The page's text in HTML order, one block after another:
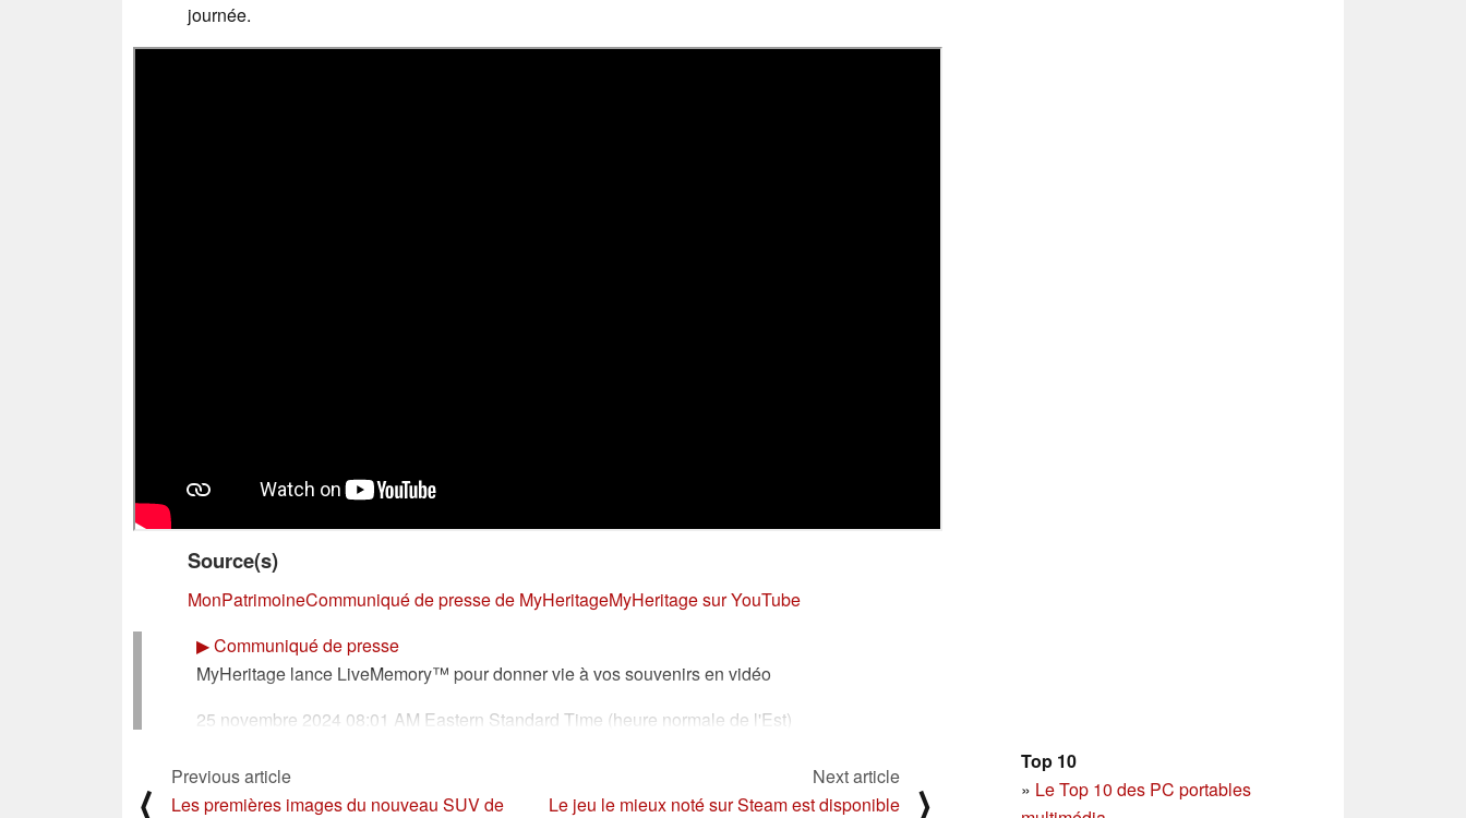
journée.
Source(s)
MonPatrimoineCommuniqué de presse de MyHeritageMyHeritage sur YouTube
▶Communiqué de presse
MyHeritage lance LiveMemory™ pour donner vie à vos souvenirs en vidéo
25 novembre 2024 08:01 AM Eastern Standard Time (heure normale de l'Est)
TEL AVIV, Israël & LEHI, Utah--(BUSINESS WIRE)--MyHeritage, la principale plateforme
mondiale pour l'histoire des familles, a annoncé aujourd'hui la sortie de LiveMemory™,
Top 10
» Le Top 10 des PC portables
⟨
Previous article
Les premières images du nouveau SUV de
Next article
Le jeu le mieux noté sur Steam est disponible
⟩